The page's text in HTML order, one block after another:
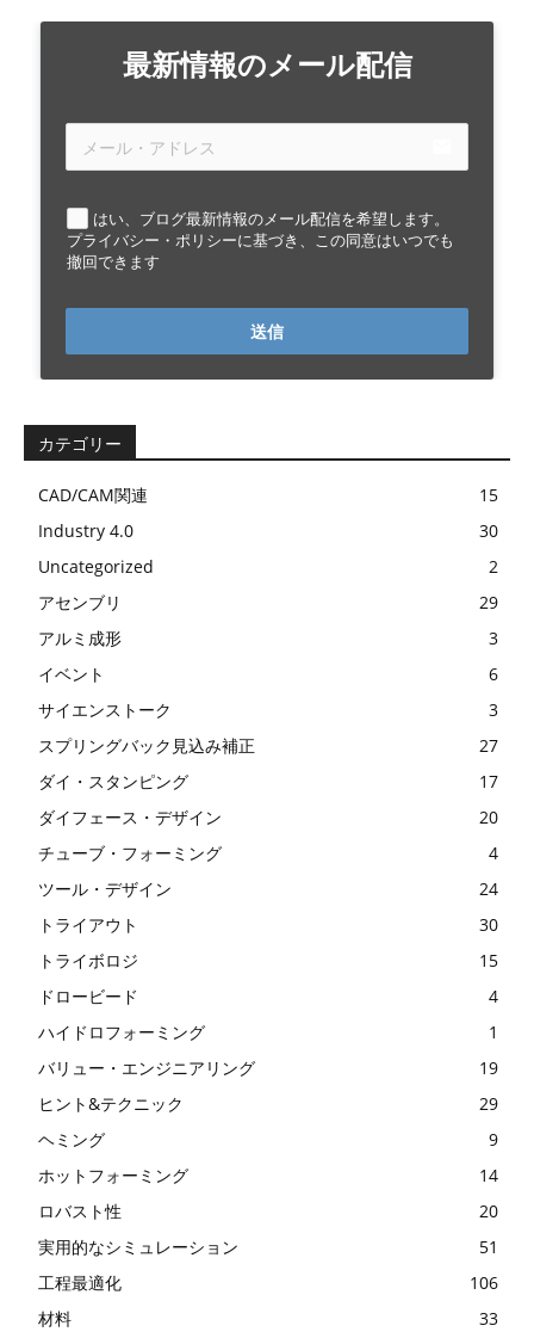
最新情報のメール配信
はい、ブログ最新情報のメール配信を希望します。
プライバシー・ポリシーに基づき、この同意はいつでも
撤回できます
送信
カテゴリー
CAD/CAM関連
15
Industry 4.0
30
Uncategorized
2
アセンブリ
29
アルミ成形
3
イベント
6
サイエンストーク
3
スプリングバック見込み補正
27
ダイ・スタンピング
17
ダイフェース・デザイン
20
チューブ・フォーミング
4
ツール・デザイン
24
トライアウト
30
トライボロジ
15
ドロービード
4
ハイドロフォーミング
1
バリュー・エンジニアリング
19
ヒント&テクニック
29
ヘミング
9
ホットフォーミング
14
ロバスト性
20
実用的なシミュレーション
51
工程最適化
106
材料
33